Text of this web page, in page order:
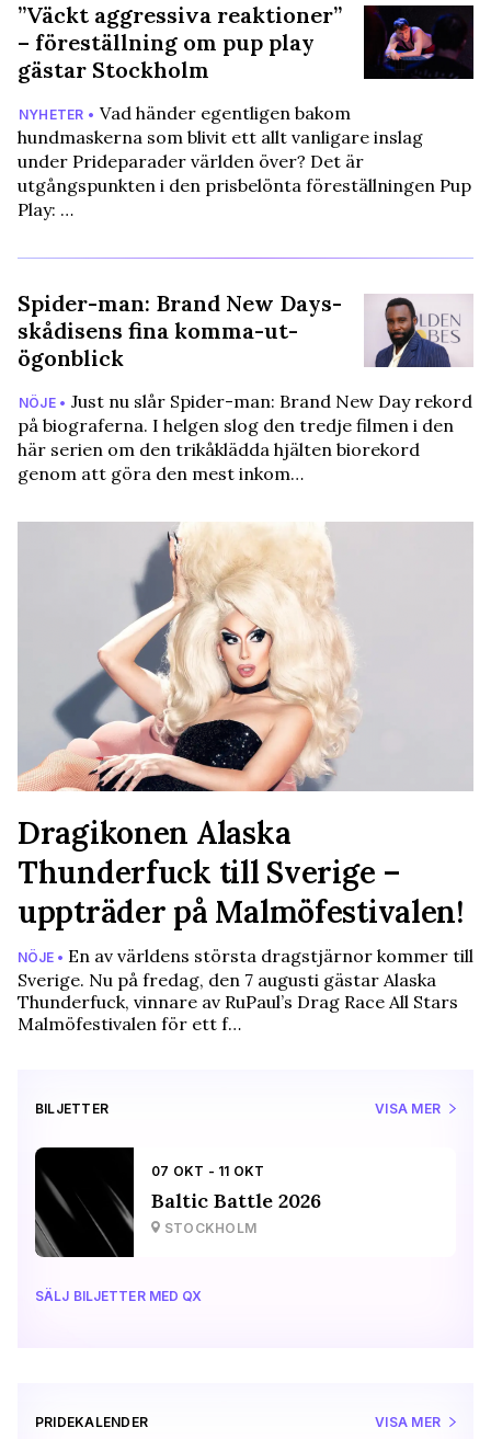
”Väckt aggressiva reaktioner”
– föreställning om pup play
gästar Stockholm
NYHETER • Vad händer egentligen bakom
hundmaskerna som blivit ett allt vanligare inslag
under Prideparader världen över? Det är
utgångspunkten i den prisbelönta föreställningen Pup
Play: …
Spider-man: Brand New Days-
skådisens fina komma-ut-
ögonblick
NÖJE • Just nu slår Spider-man: Brand New Day rekord
på biograferna. I helgen slog den tredje filmen i den
här serien om den trikåklädda hjälten biorekord
genom att göra den mest inkom…
Dragikonen Alaska
Thunderfuck till Sverige –
uppträder på Malmöfestivalen!
NÖJE • En av världens största dragstjärnor kommer till
Sverige. Nu på fredag, den 7 augusti gästar Alaska
Thunderfuck, vinnare av RuPaul’s Drag Race All Stars
Malmöfestivalen för ett f…
BILJETTER VISA MER
07 OKT - 11 OKT
Baltic Battle 2026
STOCKHOLM
SÄLJ BILJETTER MED QX
PRIDEKALENDER VISA MER